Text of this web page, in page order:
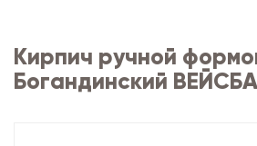
Кирпич ручной
Богандинский